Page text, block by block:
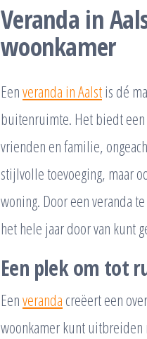
Veranda in
woonkamer
Eenveranda in Aalst is dé
buitenruimte. Het biedt
vrienden en familie,
stijlvolle toevoeging, maar
woning. Door een veranda
het hele jaar door van kunt
Een plek om tot
Eenveranda creëert een
woonkamer kunt uitbreiden